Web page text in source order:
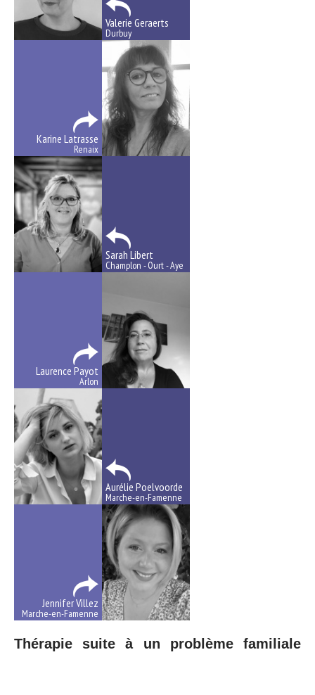
Valerie Geraerts
Durbuy
Karine Latrasse
Renaix
Sarah Libert
Champlon - Ourt - Aye
Laurence Payot
Arlon
Aurélie Poelvoorde
Marche-en-Famenne
Jennifer Villez
Marche-en-Famenne
Thérapie suite à un problème familiale